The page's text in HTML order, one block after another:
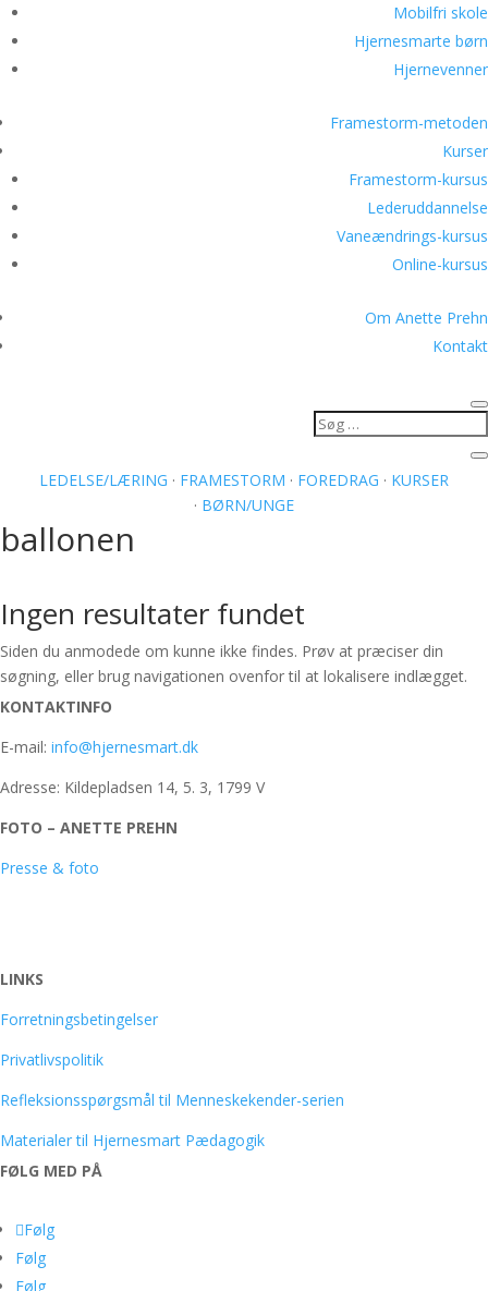
Mobilfri skole
Hjernesmarte børn
Hjernevenner
Framestorm-metoden
Kurser
Framestorm-kursus
Lederuddannelse
Vaneændrings-kursus
Online-kursus
Om Anette Prehn
Kontakt
LEDELSE/LÆRING · FRAMESTORM · FOREDRAG · KURSER
· BØRN/UNGE
ballonen
Ingen resultater fundet
Siden du anmodede om kunne ikke findes. Prøv at præciser din
søgning, eller brug navigationen ovenfor til at lokalisere indlægget.
KONTAKTINFO
E-mail: info@hjernesmart.dk
Adresse: Kildepladsen 14, 5. 3, 1799 V
FOTO – ANETTE PREHN
Presse & foto
LINKS
Forretningsbetingelser
Privatlivspolitik
Refleksionsspørgsmål til Menneskekender-serien
Materialer til Hjernesmart Pædagogik
FØLG MED PÅ
Følg
Følg
Følg